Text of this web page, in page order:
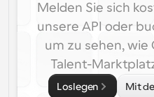
Melden Sie sich
unsere API oder
um zu sehen, wie
Talent-
Loslegen Mit